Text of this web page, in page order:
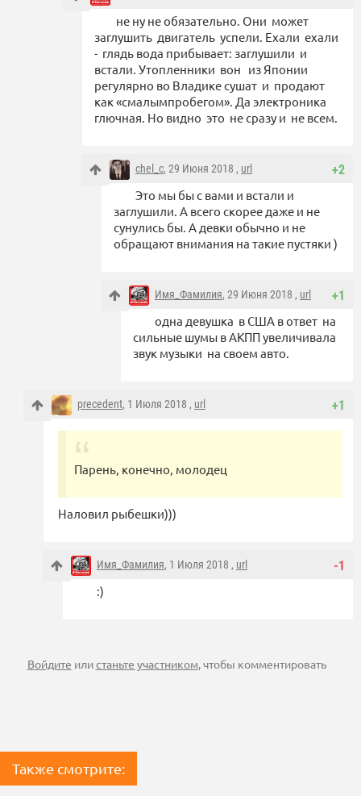
не ну не обязательно. Они может
заглушить двигатель успели. Ехали ехали
- глядь вода прибывает: заглушили и
встали. Утопленники вон из Японии
регулярно во Владике сушат и продают
как «смалымпробегом». Да электроника
глючная. Но видно это не сразу и не всем.
+2
chel_c, 29 Июня 2018 , url
Это мы бы с вами и встали и
заглушили. А всего скорее даже и не
сунулись бы. А девки обычно и не
обращают внимания на такие пустяки )
+1
Имя_Фамилия, 29 Июня 2018 , url
одна девушка в США в ответ на
сильные шумы в АКПП увеличивала
звук музыки на своем авто.
+1
precedent, 1 Июля 2018 , url
Парень, конечно, молодец
Наловил рыбешки)))
-1
Имя_Фамилия, 1 Июля 2018 , url
:)
Войдите илистаньте участником, чтобы комментировать
Также смотрите: